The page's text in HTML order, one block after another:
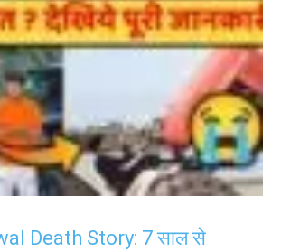
Death Story: 7 साल से